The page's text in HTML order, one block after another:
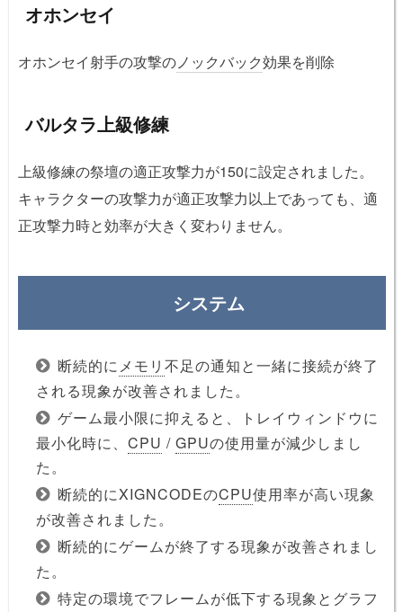
オホンセイ
オホンセイ射手の攻撃のノックバック効果を削除
バルタラ上級修練
上級修練の祭壇の適正攻撃力が150に設定されました。
キャラクターの攻撃力が適正攻撃力以上であっても、適
正攻撃力時と効率が大きく変わりません。
システム
断続的にメモリ 不足の通知と一緒に接続が終了
される現象が改善されました。
ゲーム最小限に抑えると、トレイウィンドウに
最小化時に、 CPU / GPUの使用量が減少しまし
た。
断続的にXIGNCODEのCPU使用率が高い現象
が改善されました。
断続的にゲームが終了する現象が改善されまし
た。
特定の環境でフレームが低下する現象とグラフ